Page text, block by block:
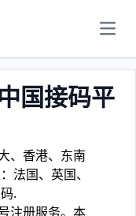
国接码平
、香港、东南
法国、英国、
.
注册服务。本